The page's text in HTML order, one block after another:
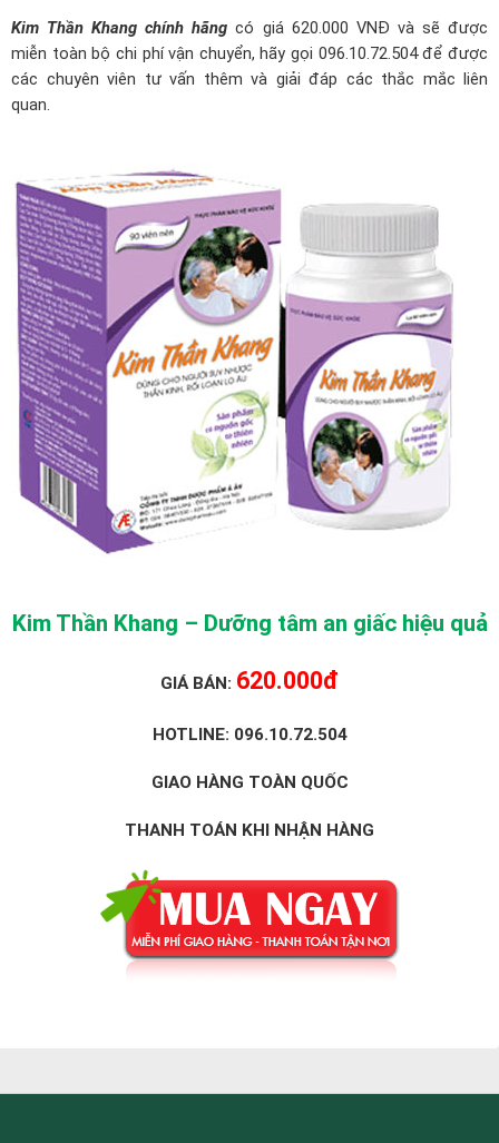
Kim Thần Khang chính hãng có giá 620.000 VNĐ và sẽ được
miễn toàn bộ chi phí vận chuyển, hãy gọi 096.10.72.504để được
các chuyên viên tư vấn thêm và giải đáp các thắc mắc liên
quan.
Kim Thần Khang – Dưỡng tâm an giấc hiệu quả
GIÁ BÁN: 620.000đ
HOTLINE: 096.10.72.504
GIAO HÀNG TOÀN QUỐC
THANH TOÁN KHI NHẬN HÀNG